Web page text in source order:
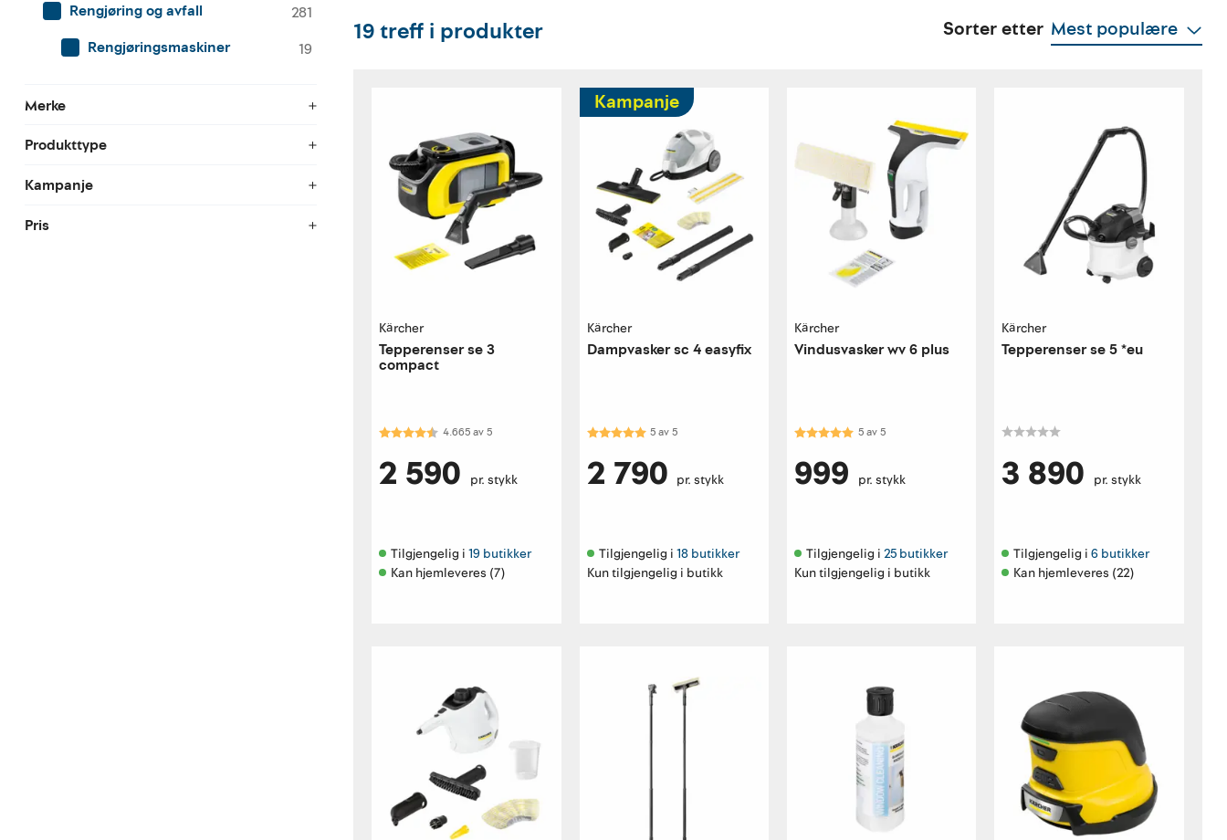
Rengjøring og avfall
281
Rengjøringsmaskiner
19
Merke
Produkttype
Kampanje
Pris
19treff i produkter Sorter etter Mest populære
Kärcher
Tepperenser se 3
compact
Karakter:4.7 av 5 mulige
4.665av5
2 590 pr. stykk
Tilgjengelig i 19 butikker
Kan hjemleveres (7)
Kampanje
Kärcher
Dampvasker sc 4 easyfix
Karakter:5.0 av 5 mulige
5av5
2 790 pr. stykk
Tilgjengelig i 18 butikker
Kun tilgjengelig i butikk
Kärcher
Vindusvasker wv 6 plus
Karakter:5.0 av 5 mulige
5av5
999 pr. stykk
Tilgjengelig i 25 butikker
Kun tilgjengelig i butikk
Kärcher
Tepperenser se 5 *eu
3 890 pr. stykk
Tilgjengelig i 6 butikker
Kan hjemleveres (22)